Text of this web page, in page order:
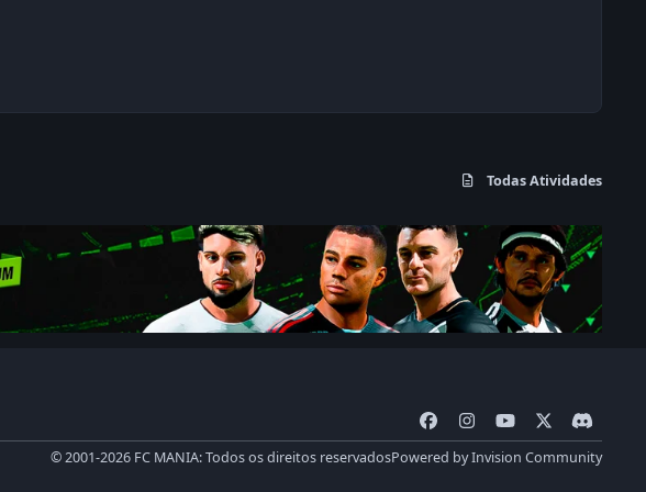
Todas Atividades
a
c
n
s
o
u
d
i
s
© 2001-2026 FC MANIA: Todos os direitos reservadosPowered byInvision Community